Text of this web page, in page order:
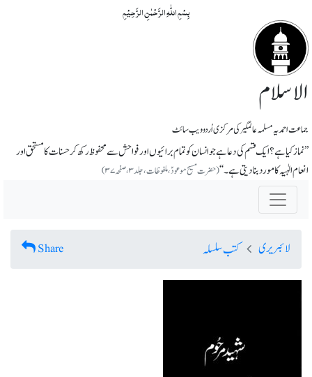
بِسۡمِ اللّٰہِ الرَّحۡمٰنِ الرَّحِیۡمِ
الاسلام
جماعت احمدیہ مسلمہ عالمگیر کی مرکزی اُردو ویب سائٹ
’’نماز کیا ہے؟ ایک قسم کی دعا ہے جو انسان کو تمام برائیوں اور فواحش سے محفوظ رکھ کر حسنات کا مستحق اور
انعام الٰہیہ کا مورد بنا دیتی ہے۔‘‘(حضرت مسیح موعودؑ،ملفوظات ، جلد ۳، صفحہ ۳۷)
لائبریری کتب سلسلہ Share